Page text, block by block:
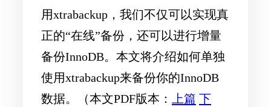
用xtrabackup，我们不仅可以实现真
正的“在线”备份，还可以进行增量
备份InnoDB。本文将介绍如何单独
使用xtrabackup来备份你的InnoDB
数据。（本文PDF版本：
上篇 下